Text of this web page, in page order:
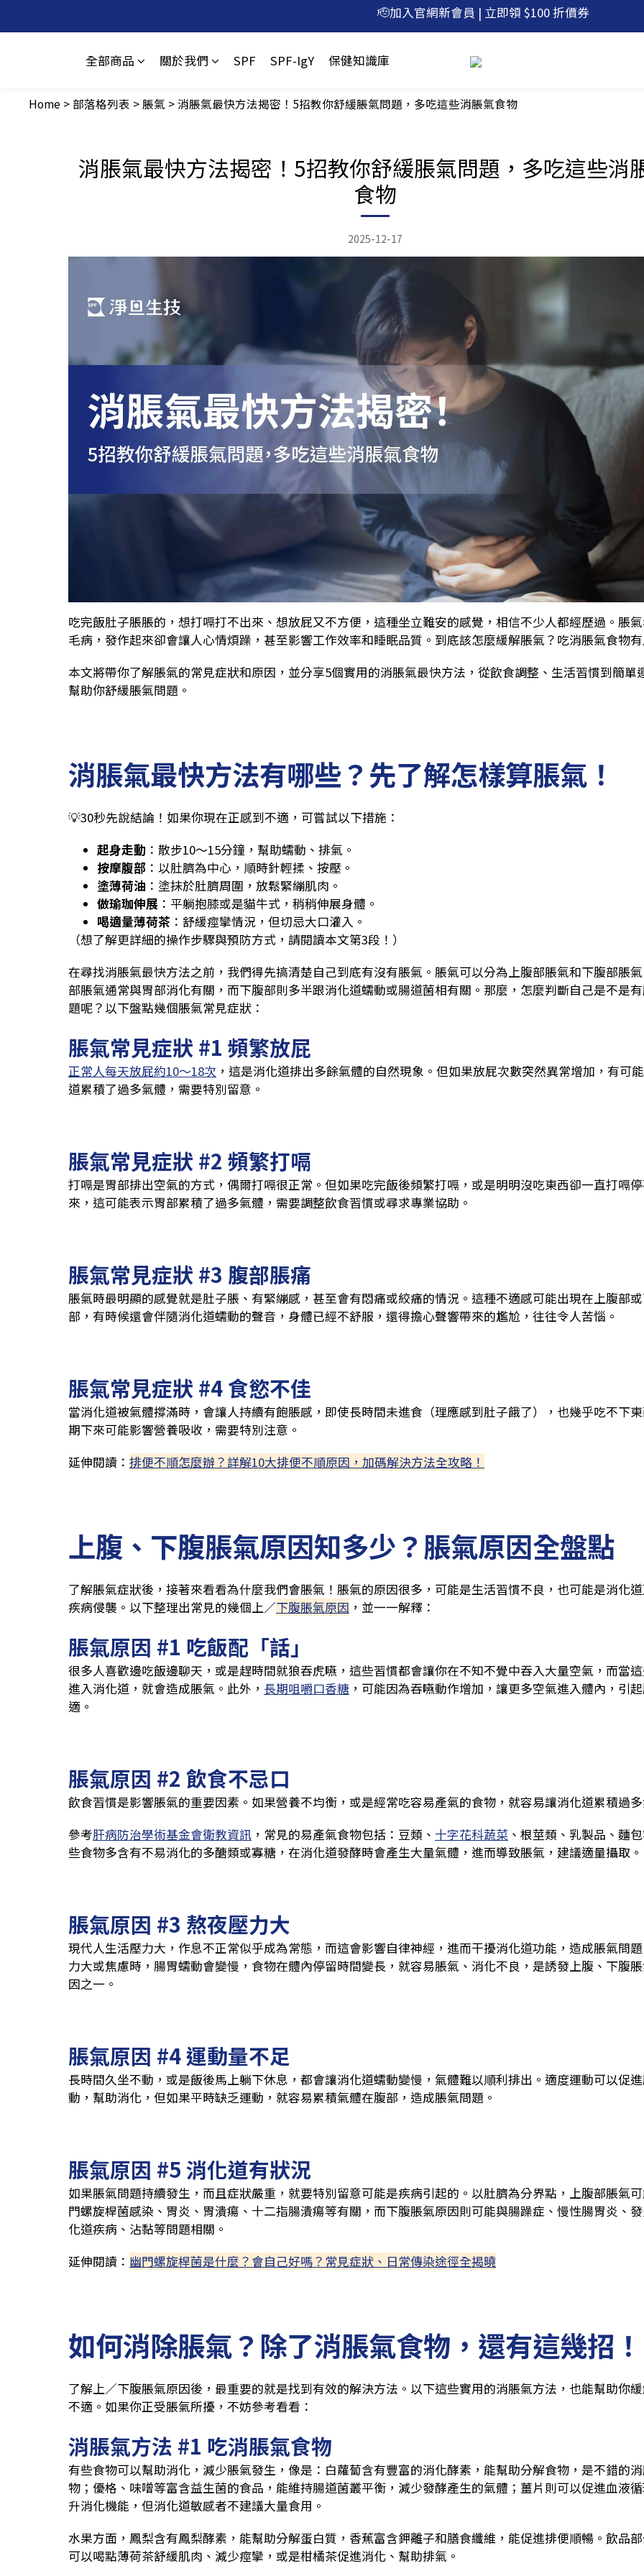
🚚滿$600免運，再贈 微笑口含錠1包
🙌加入 line 好友 | 現領 $200 優惠券
全部商品 關於我們 SPF SPF-IgY 保健知識庫
Home >部落格列表 > 脹氣 >消脹氣最快方法揭密！5招教你舒緩脹氣問題，多吃這些消脹氣食物
消脹氣最快方法揭密！5招教你舒緩脹氣問題，多吃這些消
食物
2025-12-17
吃完飯肚子脹脹的，想打嗝打不出來、想放屁又不方便，這種坐立難安的感覺，相信不少人都經歷過。脹
毛病，發作起來卻會讓人心情煩躁，甚至影響工作效率和睡眠品質。到底該怎麼緩解脹氣？吃消脹氣食物
本文將帶你了解脹氣的常見症狀和原因，並分享5個實用的消脹氣最快方法，從飲食調整、生活習慣到簡單
幫助你舒緩脹氣問題。
消脹氣最快方法有哪些？先了解怎樣算脹氣！
💡30秒先說結論！如果你現在正感到不適，可嘗試以下措施：
起身走動 ：散步10～15分鐘，幫助蠕動、排氣。
按摩腹部 ：以肚臍為中心，順時針輕揉、按壓。
塗薄荷油 ：塗抹於肚臍周圍，放鬆緊繃肌肉。
做瑜珈伸展 ：平躺抱膝或是貓牛式，稍稍伸展身體。
喝適量薄荷茶 ：舒緩痙攣情況，但切忌大口灌入。
（想了解更詳細的操作步驟與預防方式，請閱讀本文第3段！）
在尋找消脹氣最快方法之前，我們得先搞清楚自己到底有沒有脹氣。脹氣可以分為上腹部脹氣和下腹部脹
部脹氣通常與胃部消化有關，而下腹部則多半跟消化道蠕動或腸道菌相有關。那麼，怎麼判斷自己是不是
題呢？以下盤點幾個脹氣常見症狀：
脹氣常見症狀 #1 頻繁放屁
正常人每天放屁約10～18次 ，這是消化道排出多餘氣體的自然現象。但如果放屁次數突然異常增加，有可
道累積了過多氣體，需要特別留意。
脹氣常見症狀 #2 頻繁打嗝
打嗝是胃部排出空氣的方式，偶爾打嗝很正常。但如果吃完飯後頻繁打嗝，或是明明沒吃東西卻一直打嗝
來，這可能表示胃部累積了過多氣體，需要調整飲食習慣或尋求專業協助。
脹氣常見症狀 #3 腹部脹痛
脹氣時最明顯的感覺就是肚子脹、有緊繃感，甚至會有悶痛或絞痛的情況。這種不適感可能出現在上腹部
部，有時候還會伴隨消化道蠕動的聲音，身體已經不舒服，還得擔心聲響帶來的尷尬，往往令人苦惱。
脹氣常見症狀 #4 食慾不佳
當消化道被氣體撐滿時，會讓人持續有飽脹感，即使長時間未進食（理應感到肚子餓了），也幾乎吃不下
期下來可能影響營養吸收，需要特別注意。
延伸閱讀： 排便不順怎麼辦？詳解10大排便不順原因，加碼解決方法全攻略！
上腹、下腹脹氣原因知多少？脹氣原因全盤點
了解脹氣症狀後，接著來看看為什麼我們會脹氣！脹氣的原因很多，可能是生活習慣不良，也可能是消化
疾病侵襲。以下整理出常見的幾個上／下腹脹氣原因 ，並一一解釋：
脹氣原因 #1 吃飯配「話」
很多人喜歡邊吃飯邊聊天，或是趕時間就狼吞虎嚥，這些習慣都會讓你在不知不覺中吞入大量空氣，而當
進入消化道，就會造成脹氣。此外， 長期咀嚼口香糖 ，可能因為吞嚥動作增加，讓更多空氣進入體內，引
適。
脹氣原因 #2 飲食不忌口
飲食習慣是影響脹氣的重要因素。如果營養不均衡，或是經常吃容易產氣的食物，就容易讓消化道累積過
參考肝病防治學術基金會衛教資訊 ，常見的易產氣食物包括：豆類、 十字花科蔬菜 、根莖類、乳製品、麵
些食物多含有不易消化的多醣類或寡糖，在消化道發酵時會產生大量氣體，進而導致脹氣，建議適量攝取。
脹氣原因 #3 熬夜壓力大
現代人生活壓力大，作息不正常似乎成為常態，而這會影響自律神經，進而干擾消化道功能，造成脹氣問
力大或焦慮時，腸胃蠕動會變慢，食物在體內停留時間變長，就容易脹氣、消化不良，是誘發上腹、下腹
因之一。
脹氣原因 #4 運動量不足
長時間久坐不動，或是飯後馬上躺下休息，都會讓消化道蠕動變慢，氣體難以順利排出。適度運動可以促
動，幫助消化，但如果平時缺乏運動，就容易累積氣體在腹部，造成脹氣問題。
脹氣原因 #5 消化道有狀況
如果脹氣問題持續發生，而且症狀嚴重，就要特別留意可能是疾病引起的。以肚臍為分界點，上腹部脹氣
門螺旋桿菌感染、胃炎、胃潰瘍、十二指腸潰瘍等有關，而下腹脹氣原因則可能與腸躁症、慢性腸胃炎、
化道疾病、沾黏等問題相關。
延伸閱讀： 幽門螺旋桿菌是什麼？會自己好嗎？常見症狀、日常傳染途徑全揭曉
如何消除脹氣？除了消脹氣食物，還有這幾招！
了解上／下腹脹氣原因後，最重要的就是找到有效的解決方法。以下這些實用的消脹氣方法，也能幫助你
不適。如果你正受脹氣所擾，不妨參考看看：
消脹氣方法 #1 吃消脹氣食物
有些食物可以幫助消化，減少脹氣發生，像是：白蘿蔔含有豐富的消化酵素，能幫助分解食物，是不錯的
物；優格、味噌等富含益生菌的食品，能維持腸道菌叢平衡，減少發酵產生的氣體；薑片則可以促進血液
升消化機能，但消化道敏感者不建議大量食用。
水果方面，鳳梨含有鳳梨酵素，能幫助分解蛋白質，香蕉富含鉀離子和膳食纖維，能促進排便順暢。飲品
可以喝點薄荷茶舒緩肌肉、減少痙攣，或是柑橘茶促進消化、幫助排氣。